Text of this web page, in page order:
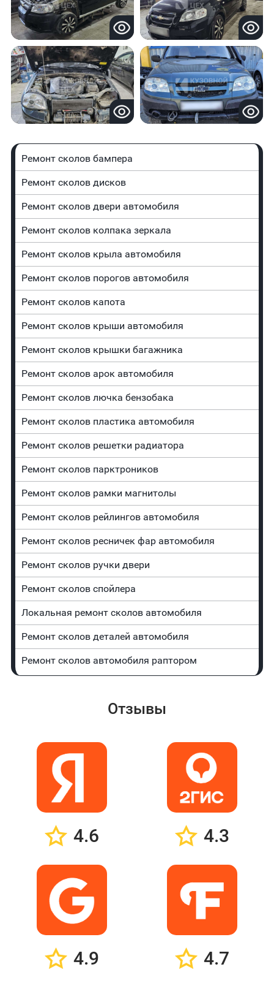
Ремонт сколов бампера
Ремонт сколов дисков
Ремонт сколов двери автомобиля
Ремонт сколов колпака зеркала
Ремонт сколов крыла автомобиля
Ремонт сколов порогов автомобиля
Ремонт сколов капота
Ремонт сколов крыши автомобиля
Ремонт сколов крышки багажника
Ремонт сколов арок автомобиля
Ремонт сколов лючка бензобака
Ремонт сколов пластика автомобиля
Ремонт сколов решетки радиатора
Ремонт сколов парктроников
Ремонт сколов рамки магнитолы
Ремонт сколов рейлингов автомобиля
Ремонт сколов ресничек фар автомобиля
Ремонт сколов ручки двери
Ремонт сколов спойлера
Локальная ремонт сколов автомобиля
Ремонт сколов деталей автомобиля
Ремонт сколов автомобиля раптором
Отзывы
4.6 4.3
4.9 4.7